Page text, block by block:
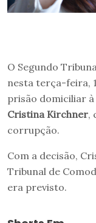
O Segundo
nesta terça-feira,
prisão domiciliar
Cristina Kirchner,
corrupção.
Com a decisão,
Tribunal de
era previsto.